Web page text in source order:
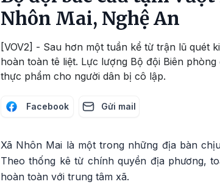
Nhôn Mai, Nghệ An
[VOV2] - Sau hơn một tuần kể từ trận lũ quét
hoàn toàn tê liệt. Lực lượng Bộ đội Biên
thực phẩm cho người dân bị cô lập.
Facebook Gửi mail
Xã Nhôn Mai là một trong những địa bàn
Theo thống kê từ chính quyền địa phương,
hoàn toàn với trung tâm xã.